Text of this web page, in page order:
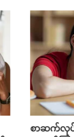
စာဆက်လုပ်